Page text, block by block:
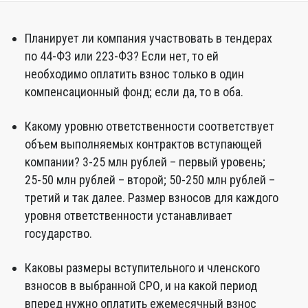
Планирует ли компания участвовать в тендерах
по 44-ФЗ или 223-ФЗ? Если нет, то ей
необходимо оплатить взнос только в один
компенсационный фонд; если да, то в оба.
Какому уровню ответственности соответствует
объем выполняемых контрактов вступающей
компании? 3-25 млн рублей – первый уровень;
25-50 млн рублей – второй; 50-250 млн рублей –
третий и так далее. Размер взносов для каждого
уровня ответственности устанавливает
государство.
Каковы размеры вступительного и членского
взносов в выбранной СРО, и на какой период
вперед нужно оплатить ежемесячный взнос